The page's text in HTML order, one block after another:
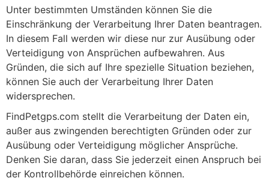
Unter bestimmten Umständen können Sie die
Einschränkung der Verarbeitung Ihrer Daten beantragen.
In diesem Fall werden wir diese nur zur Ausübung oder
Verteidigung von Ansprüchen aufbewahren. Aus
Gründen, die sich auf Ihre spezielle Situation beziehen,
können Sie auch der Verarbeitung Ihrer Daten
widersprechen.
FindPetgps.com stellt die Verarbeitung der Daten ein,
außer aus zwingenden berechtigten Gründen oder zur
Ausübung oder Verteidigung möglicher Ansprüche.
Denken Sie daran, dass Sie jederzeit einen Anspruch bei
der Kontrollbehörde einreichen können.